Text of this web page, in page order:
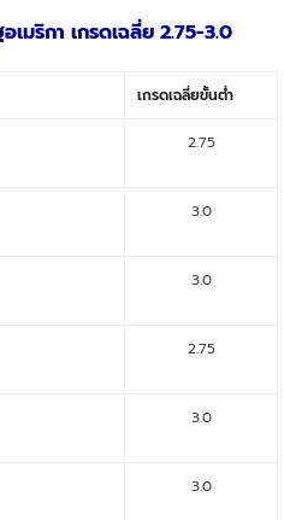
มริกา เกรดเฉลี่ย 2.75-3.0
เกรดเฉลี่ยขั้นต่ำ
2.75
3.0
3.0
2.75
3.0
3.0